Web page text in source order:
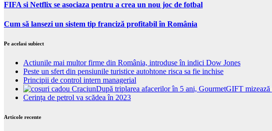
FIFA si Netflix se asociaza pentru a crea un nou joc de fotbal
Cum să lansezi un sistem tip franciză profitabil în România
Pe acelasi subiect
Actiunile mai multor firme din România, introduse în indici Dow Jones
Peste un sfert din pensiunile turistice autohtone risca sa fie inchise
Principii de control intern managerial
După triplarea afacerilor în 5 ani, GourmetGIFT
Cerința de petrol va scădea în 2023
Articole recente